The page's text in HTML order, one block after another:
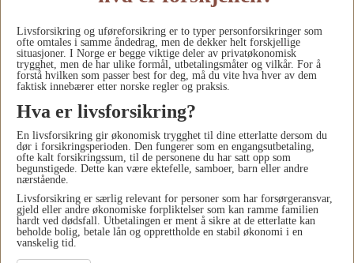
Livsforsikring og uføreforsikring er to typer personforsikringer som
ofte omtales i samme åndedrag, men de dekker helt forskjellige
situasjoner. I Norge er begge viktige deler av privatøkonomisk
trygghet, men de har ulike formål, utbetalingsmåter og vilkår. For å
forstå hvilken som passer best for deg, må du vite hva hver av dem
faktisk innebærer etter norske regler og praksis.
Hva er livsforsikring?
En livsforsikring gir økonomisk trygghet til dine etterlatte dersom du
dør i forsikringsperioden. Den fungerer som en engangsutbetaling,
ofte kalt forsikringssum, til de personene du har satt opp som
begunstigede. Dette kan være ektefelle, samboer, barn eller andre
nærstående.
Livsforsikring er særlig relevant for personer som har forsørgeransvar,
gjeld eller andre økonomiske forpliktelser som kan ramme familien
hardt ved dødsfall. Utbetalingen er ment å sikre at de etterlatte kan
beholde bolig, betale lån og opprettholde en stabil økonomi i en
vanskelig tid.